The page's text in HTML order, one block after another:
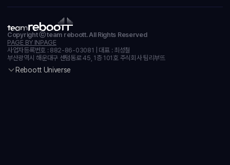
Copyright ⓒ team reboott. All Rights Reserved
PAGE BY INPAGE
사업자등록번호 : 882-86-03081 | 대표 : 최성철
부산광역시 해운대구 센텀동로 45, 1층 101호 주식회사 팀리부뜨
Reboott Universe